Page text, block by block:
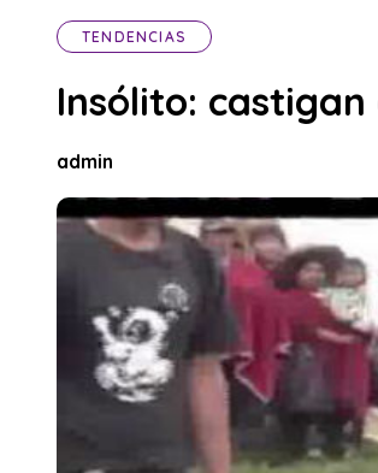
TENDENCIAS
Insólito:
admin